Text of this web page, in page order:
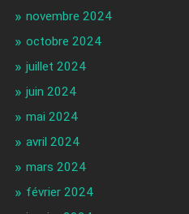
novembre 2024
octobre 2024
juillet 2024
juin 2024
mai 2024
avril 2024
mars 2024
février 2024